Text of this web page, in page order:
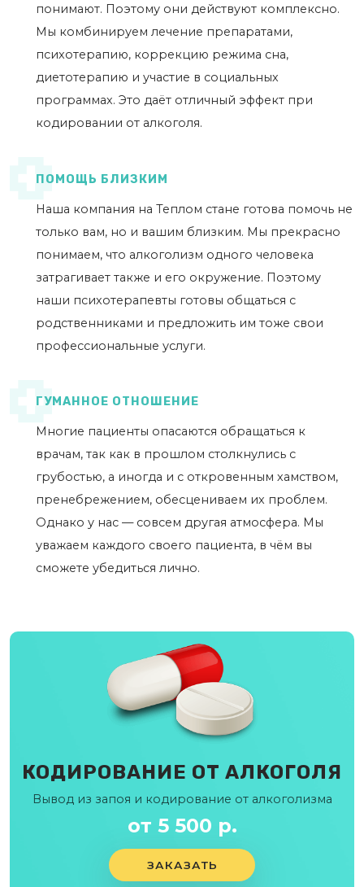
понимают. Поэтому они действуют комплексно.
Мы комбинируем лечение препаратами,
психотерапию, коррекцию режима сна,
диетотерапию и участие в социальных
программах. Это даёт отличный эффект при
кодировании от алкоголя.
ПОМОЩЬ БЛИЗКИМ
Наша компания на Теплом стане готова помочь не
только вам, но и вашим близким. Мы прекрасно
понимаем, что алкоголизм одного человека
затрагивает также и его окружение. Поэтому
наши психотерапевты готовы общаться с
родственниками и предложить им тоже свои
профессиональные услуги.
ГУМАННОЕ ОТНОШЕНИЕ
Многие пациенты опасаются обращаться к
врачам, так как в прошлом столкнулись с
грубостью, а иногда и с откровенным хамством,
пренебрежением, обесцениваем их проблем.
Однако у нас — совсем другая атмосфера. Мы
уважаем каждого своего пациента, в чём вы
сможете убедиться лично.
КОДИРОВАНИЕ ОТ АЛКОГОЛЯ
Вывод из запоя и кодирование от алкоголизма
от 5 500 р.
ЗАКАЗАТЬ